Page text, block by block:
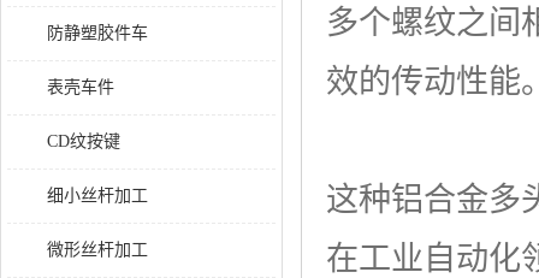
防静塑胶件车
表壳车件
CD纹按键
细小丝杆加工
微形丝杆加工
多个螺纹之间
效的传动性能
这种铝合金多
在工业自动化